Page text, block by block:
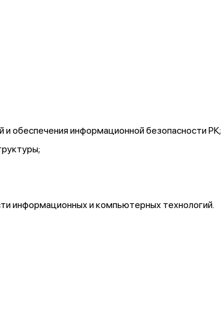
обеспечения информационной безопасности РК;
информационных и компьютерных технологий.